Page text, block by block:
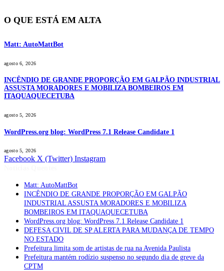
O QUE ESTÁ EM ALTA
Matt: AutoMattBot
agosto 6, 2026
INCÊNDIO DE GRANDE PROPORÇÃO EM GALPÃO INDUSTRIAL
ASSUSTA MORADORES E MOBILIZA BOMBEIROS EM
ITAQUAQUECETUBA
agosto 5, 2026
WordPress.org blog: WordPress 7.1 Release Candidate 1
agosto 5, 2026
Facebook X (Twitter) Instagram
Matt: AutoMattBot
INCÊNDIO DE GRANDE PROPORÇÃO EM GALPÃO
INDUSTRIAL ASSUSTA MORADORES E MOBILIZA
BOMBEIROS EM ITAQUAQUECETUBA
WordPress.org blog: WordPress 7.1 Release Candidate 1
DEFESA CIVIL DE SP ALERTA PARA MUDANÇA DE TEMPO
NO ESTADO
Prefeitura limita som de artistas de rua na Avenida Paulista
Prefeitura mantém rodízio suspenso no segundo dia de greve da
CPTM